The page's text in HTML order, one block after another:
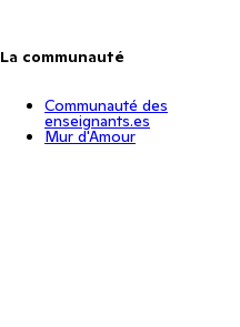
La communauté
Communauté des
enseignants.es
Mur d'Amour